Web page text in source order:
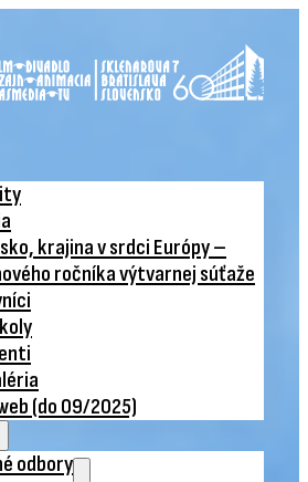
krajina v srdci Európy –
ročníka výtvarnej súťaže
(do 09/2025)
odbory